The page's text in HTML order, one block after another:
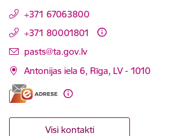
+371 67063800
+371 80001801
E-pasts:
pasts@ta.gov.lv
Antonijas iela 6, Rīga, LV - 1010
Visi kontakti